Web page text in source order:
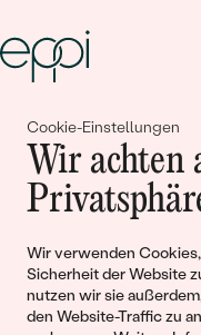
Cookie-Einstellungen
Wir achten
Wir verwenden
Sicherheit der Website
nutzen wir sie
den Website-Traffic zu
Gemeinsam
Geschichten
Liebe
Begleiten Sie uns!